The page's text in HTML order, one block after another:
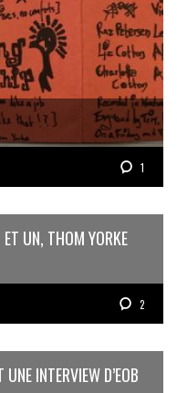
1
UN, THOM YORKE
2
INTERVIEW D’EOB